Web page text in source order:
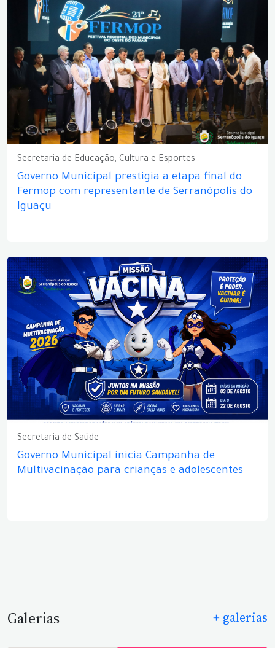
Secretaria de Educação, Cultura e Esportes
Governo Municipal prestigia a etapa final do
Fermop com representante de Serranópolis do
Iguaçu
Secretaria de Saúde
Governo Municipal inicia Campanha de
Multivacinação para crianças e adolescentes
Galerias + galerias